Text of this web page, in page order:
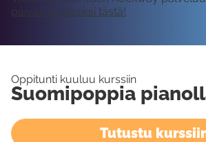
päivää ilmaiseksi tästä!
Oppitunti kuuluu kurssiin
Suomipoppia
Tutustu